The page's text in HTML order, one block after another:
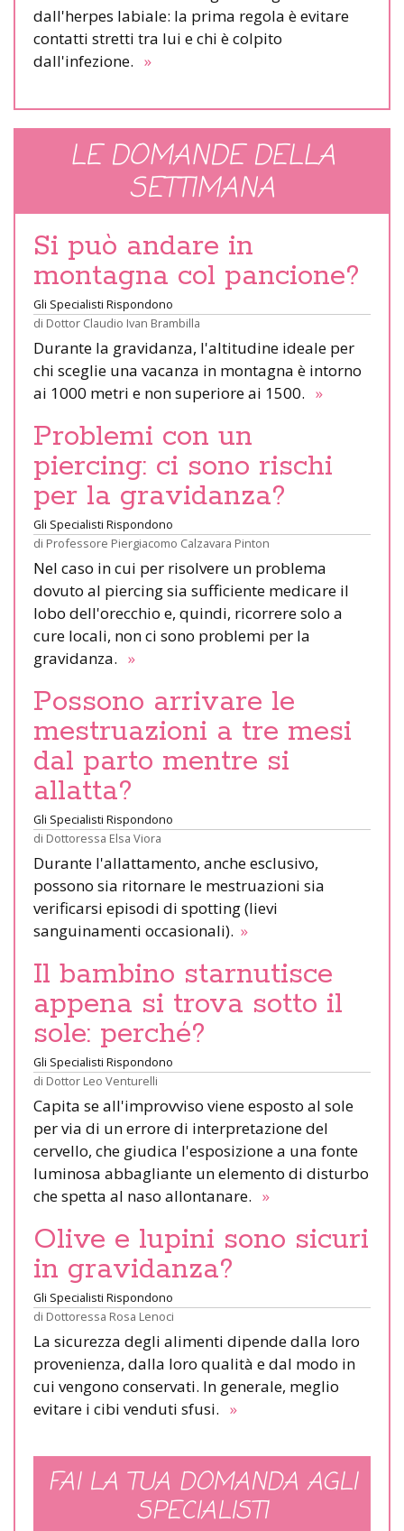
dall'herpes labiale: la prima regola è evitare
contatti stretti tra lui e chi è colpito
dall'infezione. »
LE DOMANDE DELLA
SETTIMANA
Si può andare in
montagna col pancione?
Gli Specialisti Rispondono
di Dottor Claudio Ivan Brambilla
Durante la gravidanza, l'altitudine ideale per
chi sceglie una vacanza in montagna è intorno
ai 1000 metri e non superiore ai 1500. »
Problemi con un
piercing: ci sono rischi
per la gravidanza?
Gli Specialisti Rispondono
di Professore Piergiacomo Calzavara Pinton
Nel caso in cui per risolvere un problema
dovuto al piercing sia sufficiente medicare il
lobo dell'orecchio e, quindi, ricorrere solo a
cure locali, non ci sono problemi per la
gravidanza. »
Possono arrivare le
mestruazioni a tre mesi
dal parto mentre si
allatta?
Gli Specialisti Rispondono
di Dottoressa Elsa Viora
Durante l'allattamento, anche esclusivo,
possono sia ritornare le mestruazioni sia
verificarsi episodi di spotting (lievi
sanguinamenti occasionali). »
Il bambino starnutisce
appena si trova sotto il
sole: perché?
Gli Specialisti Rispondono
di Dottor Leo Venturelli
Capita se all'improvviso viene esposto al sole
per via di un errore di interpretazione del
cervello, che giudica l'esposizione a una fonte
luminosa abbagliante un elemento di disturbo
che spetta al naso allontanare. »
Olive e lupini sono sicuri
in gravidanza?
Gli Specialisti Rispondono
di Dottoressa Rosa Lenoci
La sicurezza degli alimenti dipende dalla loro
provenienza, dalla loro qualità e dal modo in
cui vengono conservati. In generale, meglio
evitare i cibi venduti sfusi. »
FAI LA TUA DOMANDA AGLI
SPECIALISTI